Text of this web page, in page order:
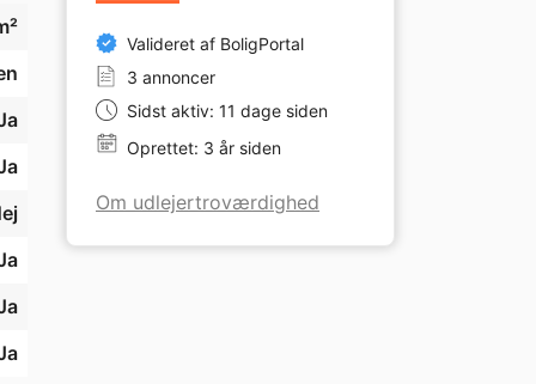
Valideret af BoligPortal
3 annoncer
Sidst aktiv: 11 dage siden
Oprettet: 3 år siden
Om udlejertroværdighed